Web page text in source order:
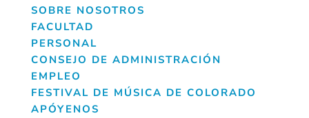
SOBRE NOSOTROS
FACULTAD
PERSONAL
CONSEJO DE ADMINISTRACIÓN
EMPLEO
FESTIVAL DE MÚSICA DE COLORADO
APÓYENOS